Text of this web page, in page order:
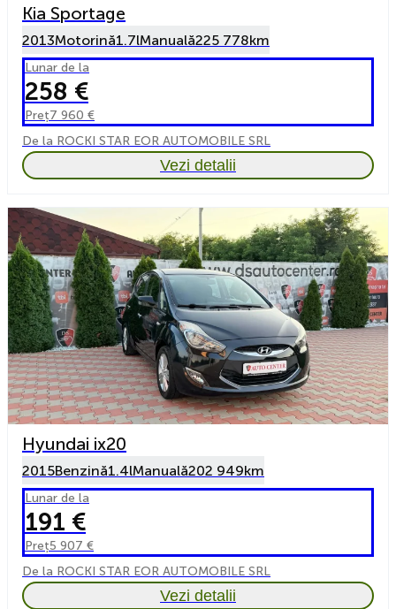
Kia Sportage
2013Motorină1.7lManuală225 778km
Lunar de la
258 €
Preț7 960 €
De la ROCKI STAR EOR AUTOMOBILE SRL
Vezi detalii
Hyundai ix20
2015Benzină1.4lManuală202 949km
Lunar de la
191 €
Preț5 907 €
De la ROCKI STAR EOR AUTOMOBILE SRL
Vezi detalii